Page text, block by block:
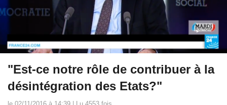
"Est-ce notre rôle de contribuer à la
désintégration des Etats?"